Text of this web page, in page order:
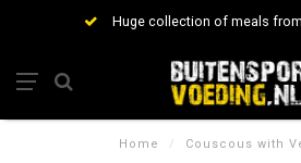
Huge collection of meals
Home / Couscous with